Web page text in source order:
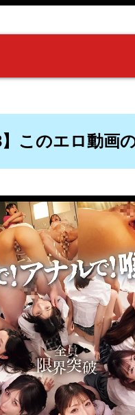
】このエロ動画